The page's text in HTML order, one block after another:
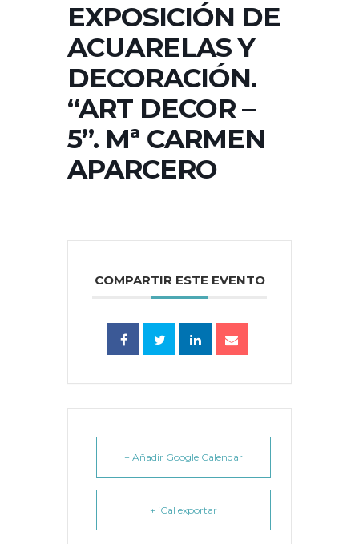
EXPOSICIÓN DE
ACUARELAS Y
DECORACIÓN.
“ART DECOR –
5”. Mª CARMEN
APARCERO
COMPARTIR ESTE EVENTO
+ Añadir Google Calendar
+ iCal exportar